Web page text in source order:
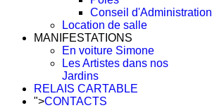
Conseil d'Administration
Location de salle
MANIFESTATIONS
En voiture Simone
Les Artistes dans nos
Jardins
RELAIS CARTABLE
">CONTACTS